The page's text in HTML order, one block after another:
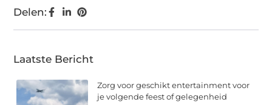
Delen:
Laatste Bericht
Zorg voor geschikt entertainment voor
je volgende feest of gelegenheid